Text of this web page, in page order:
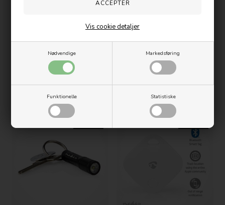
Nødvendige Markedsføring
Funktionelle Statistiske
Vis cookie detaljer
NEDIS Bil Kamera - Dash Cam
NEDIS Kontakt Grill med Non-